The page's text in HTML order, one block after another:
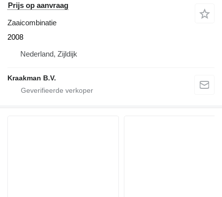
Prijs op aanvraag
Zaaicombinatie
2008
Nederland, Zijldijk
Kraakman B.V.